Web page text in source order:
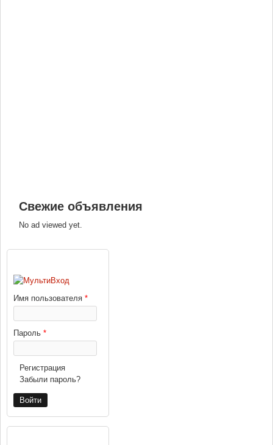
Свежие объявления
No ad viewed yet.
Имя пользователя *
Пароль *
Регистрация
Забыли пароль?